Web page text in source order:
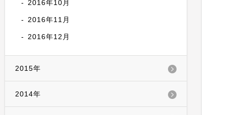
2016年10月
2016年11月
2016年12月
2015年
2014年